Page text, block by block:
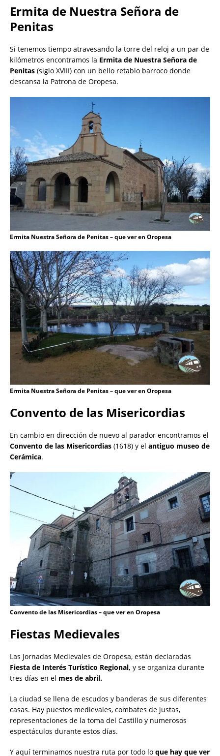
Ermita de Nuestra Señora de
Penitas
Si tenemos tiempo atravesando la torre del reloj a un par de
kilómetros encontramos la Ermita de Nuestra Señora de
Penitas (siglo XVIII) con un bello retablo barroco donde
descansa la Patrona de Oropesa.
Ermita Nuestra Señora de Penitas – que ver en Oropesa
Ermita Nuestra Señora de Penitas – que ver en Oropesa
Convento de las Misericordias
En cambio en dirección de nuevo al parador encontramos el
Convento de las Misericordias (1618) y el antiguo museo de
Cerámica.
Convento de las Misericordias – que ver en Oropesa
Fiestas Medievales
Las Jornadas Medievales de Oropesa, están declaradas
Fiesta de Interés Turístico Regional, y se organiza durante
tres días en el mes de abril.
La ciudad se llena de escudos y banderas de sus diferentes
casas. Hay puestos medievales, combates de justas,
representaciones de la toma del Castillo y numerosos
espectáculos durante estos días.
Y aquí terminamos nuestra ruta por todo lo que hay que ver